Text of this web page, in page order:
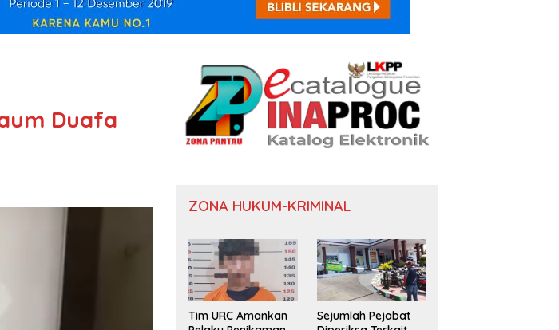
Duafa
ZONA HUKUM-KRIMINAL
Tim URC Amankan
Sejumlah Pejabat